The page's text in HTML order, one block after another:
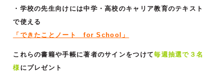
・学校の先生向けには中学・高校のキャリア教育のテキスト
で使える
「できたことノート for School」
これらの書籍や手帳に著者のサインをつけて毎週抽選で３名
様 にプレゼント